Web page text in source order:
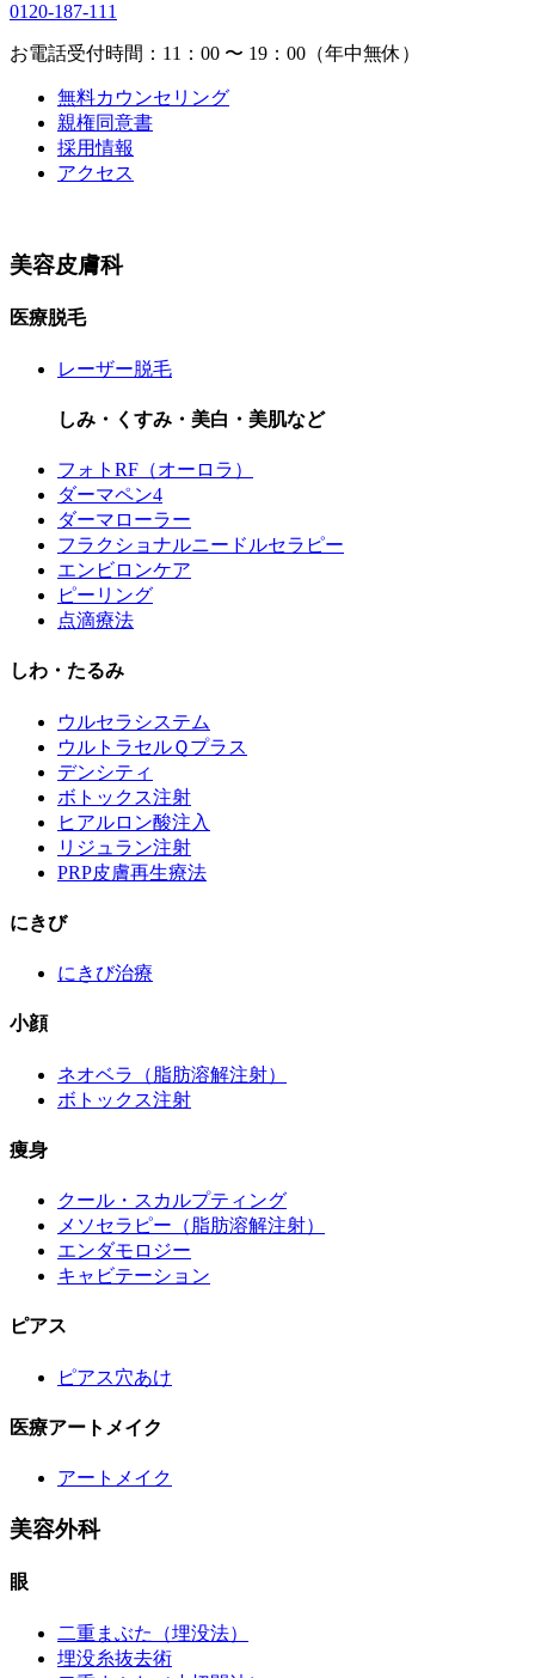
0120-187-111
お電話受付時間：11：00 〜 19：00（年中無休）
無料カウンセリング
親権同意書
採用情報
アクセス
美容皮膚科
医療脱毛
レーザー脱毛
しみ・くすみ・美白・美肌など
フォトRF（オーロラ）
ダーマペン4
ダーマローラー
フラクショナルニードルセラピー
エンビロンケア
ピーリング
点滴療法
しわ・たるみ
ウルセラシステム
ウルトラセルＱプラス
デンシティ
ボトックス注射
ヒアルロン酸注入
リジュラン注射
PRP皮膚再生療法
にきび
にきび治療
小顔
ネオベラ（脂肪溶解注射）
ボトックス注射
痩身
クール・スカルプティング
メソセラピー（脂肪溶解注射）
エンダモロジー
キャビテーション
ピアス
ピアス穴あけ
医療アートメイク
アートメイク
美容外科
眼
二重まぶた（埋没法）
埋没糸抜去術